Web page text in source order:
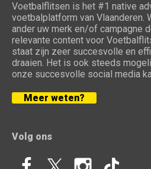
Voetbalflitsen is het #1 native
voetbalplatform van Vlaanderen.
ander uw merk en/of campagne
relevante content voor
staat zijn zeer succesvolle en
draaien. Het is ook steeds
onze succesvolle social media
Meer weten?
Volg ons